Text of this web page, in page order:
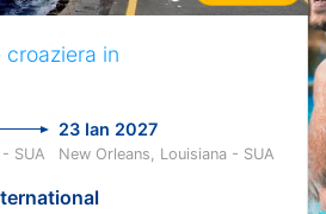
in
23 Ian 2027
SUA New Orleans, Louisiana - SUA